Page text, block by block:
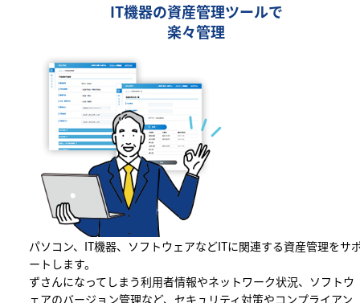
IT機器の資産管理ツールで
楽々管理
パソコン、IT機器、ソフトウェアなどITに関連する資産管理をサ
ートします。
ずさんになってしまう利用者情報やネットワーク状況、ソフトウ
ェアのバージョン管理など、セキュリティ対策やコンプライアン